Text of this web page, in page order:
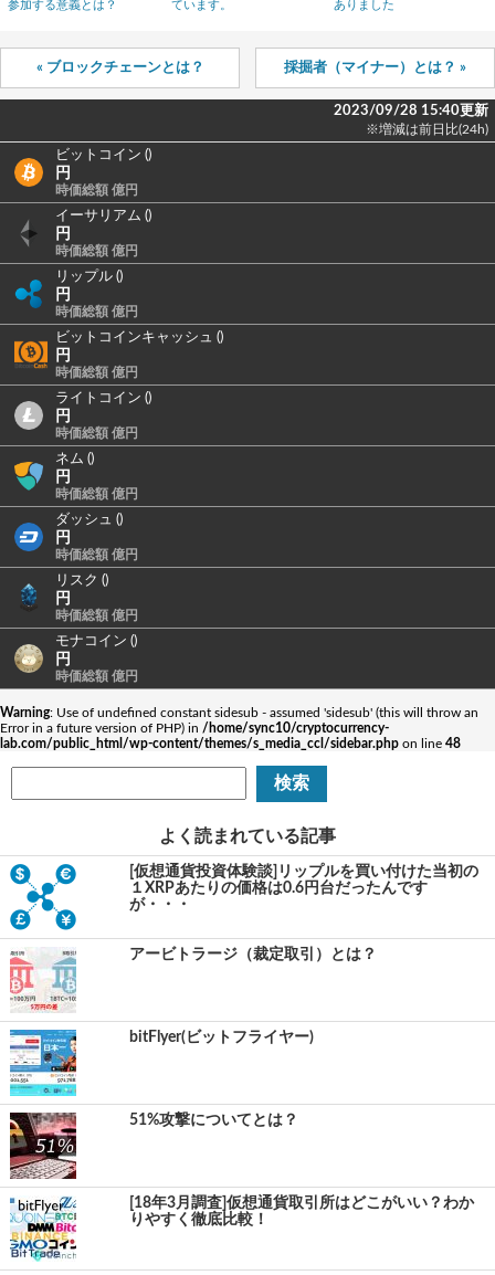
参加する意義とは？ ています。 ありました
« ブロックチェーンとは？ 採掘者（マイナー）とは？ »
2023/09/28 15:40更新
※増減は前日比(24h)
ビットコイン ()
円
時価総額 億円
イーサリアム ()
円
時価総額 億円
リップル ()
円
時価総額 億円
ビットコインキャッシュ ()
円
時価総額 億円
ライトコイン ()
円
時価総額 億円
ネム ()
円
時価総額 億円
ダッシュ ()
円
時価総額 億円
リスク ()
円
時価総額 億円
モナコイン ()
円
時価総額 億円
Warning: Use of undefined constant sidesub - assumed 'sidesub' (this will throw an
Error in a future version of PHP) in /home/sync10/cryptocurrency-
lab.com/public_html/wp-content/themes/s_media_ccl/sidebar.php on line 48
よく読まれている記事
[仮想通貨投資体験談]リップルを買い付けた当初の
１XRPあたりの価格は0.6円台だったんです
が・・・
アービトラージ（裁定取引）とは？
bitFlyer(ビットフライヤー)
51%攻撃についてとは？
[18年3月調査]仮想通貨取引所はどこがいい？わか
りやすく徹底比較！